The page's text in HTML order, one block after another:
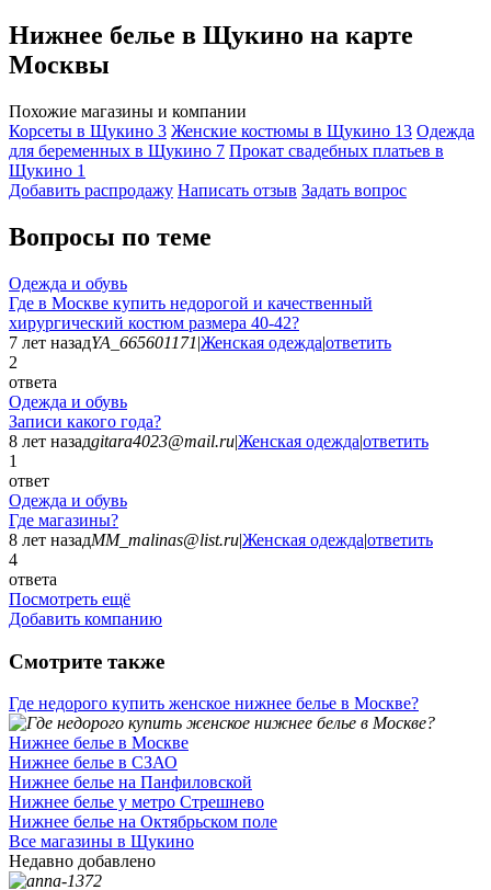
Нижнее белье в Щукино на карте
Москвы
Похожие магазины и компании
Корсеты в Щукино 3 Женские костюмы в Щукино 13 Одежда
для беременных в Щукино 7 Прокат свадебных платьев в
Щукино 1
Добавить раcпродажу Написать отзыв Задать вопрос
Вопросы по теме
Одежда и обувь
Где в Москве купить недорогой и качественный
хирургический костюм размера 40-42?
7 лет назадYA_665601171|Женская одежда|ответить
2
ответа
Одежда и обувь
Записи какого года?
8 лет назадgitara4023@mail.ru|Женская одежда|ответить
1
ответ
Одежда и обувь
Где магазины?
8 лет назадMM_malinas@list.ru|Женская одежда|ответить
4
ответа
Посмотреть ещё
Добавить компанию
Смотрите также
Где недорого купить женское нижнее белье в Москве?
Нижнее белье в Москве
Нижнее белье в СЗАО
Нижнее белье на Панфиловской
Нижнее белье у метро Стрешнево
Нижнее белье на Октябрьском поле
Все магазины в Щукино
Недавно добавлено